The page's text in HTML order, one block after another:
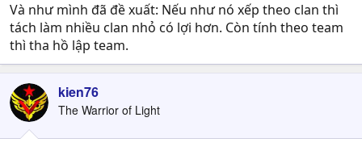
Và như mình đã đề xuất: Nếu như nó xếp theo clan thì
tách làm nhiều clan nhỏ có lợi hơn. Còn tính theo team
thì tha hồ lập team.
kien76
The Warrior of Light